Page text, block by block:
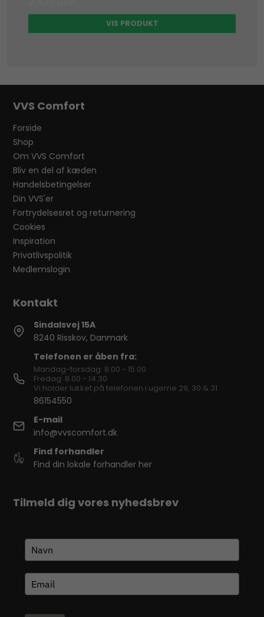
VIS PRODUKT
VVS Comfort
Forside
Shop
Om VVS Comfort
Bliv en del af kæden
Handelsbetingelser
Din VVS'er
Fortrydelsesret og returnering
Cookies
Inspiration
Privatlivspolitik
Medlemslogin
Sindalsvej 15A
8240 Risskov, Danmark
Telefonen er åben fra:
Mandag-torsdag: 8.00 - 15.00
Fredag: 8.00 - 14.30
Vi holder lukket på telefonen i ugerne 29, 30 & 31
86154550
E-mail
info@vvscomfort.dk
Find forhandler
Find din lokale forhandler her
Tilmeld dig vores nyhedsbrev